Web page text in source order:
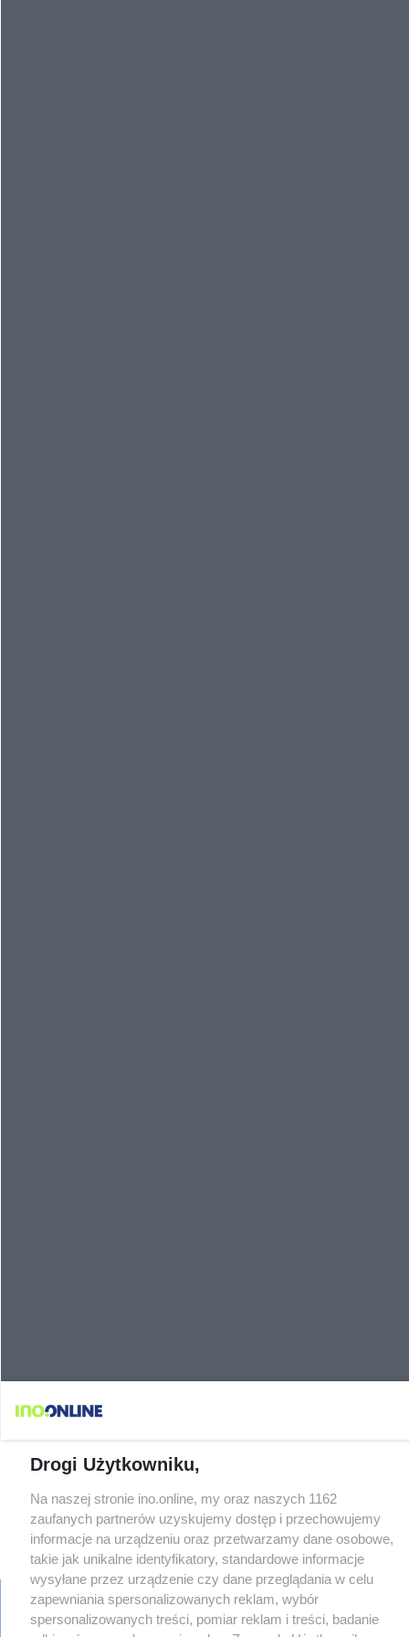
Drogi Użytkowniku,
Na naszej stronie ino.online, my oraz naszych 1162
zaufanych partnerów uzyskujemy dostęp i przechowujemy
informacje na urządzeniu oraz przetwarzamy dane osobowe,
takie jak unikalne identyfikatory, standardowe informacje
wysyłane przez urządzenie czy dane przeglądania w celu
zapewniania spersonalizowanych reklam, wybór
spersonalizowanych treści, pomiar reklam i treści, badanie